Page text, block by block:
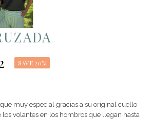
SAVE 20%
muy especial gracias a su original cuello
volantes en los hombros que llegan hasta